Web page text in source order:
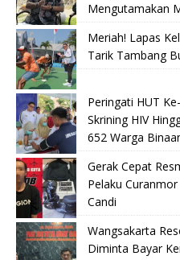
Mengutamakan
Meriah! Lapas
Tarik Tambang
Peringati HUT
Skrining HIV
652 Warga
Gerak Cepat
Pelaku
Candi
Wangsakarta
Diminta Bayar